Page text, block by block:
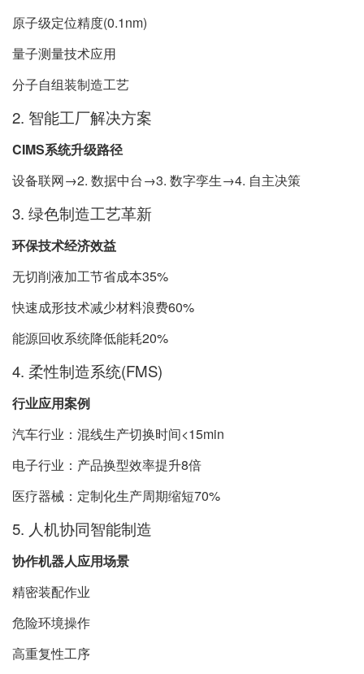
原子级定位精度(0.1nm)
量子测量技术应用
分子自组装制造工艺
2. 智能工厂解决方案
CIMS系统升级路径
设备联网→2. 数据中台→3. 数字孪生→4. 自主决策
3. 绿色制造工艺革新
环保技术经济效益
无切削液加工节省成本35%
快速成形技术减少材料浪费60%
能源回收系统降低能耗20%
4. 柔性制造系统(FMS)
行业应用案例
汽车行业：混线生产切换时间<15min
电子行业：产品换型效率提升8倍
医疗器械：定制化生产周期缩短70%
5. 人机协同智能制造
协作机器人应用场景
精密装配作业
危险环境操作
高重复性工序